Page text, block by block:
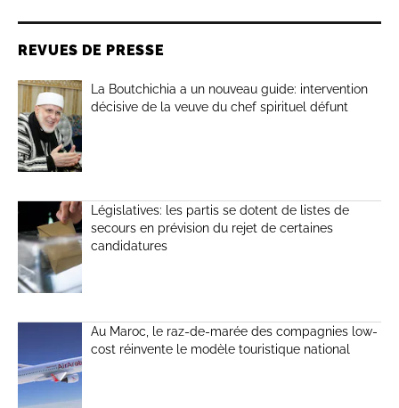
REVUES DE PRESSE
La Boutchichia a un nouveau guide: intervention
décisive de la veuve du chef spirituel défunt
Législatives: les partis se dotent de listes de
secours en prévision du rejet de certaines
candidatures
Au Maroc, le raz-de-marée des compagnies low-
cost réinvente le modèle touristique national